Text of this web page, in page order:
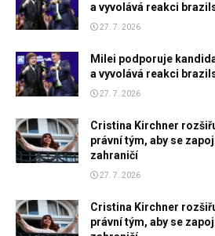
a vyvolává reakci
27. 7. 2026
Milei podporuje
a vyvolává reakci
27. 7. 2026
Cristina Kirchner
právní tým, aby se
zahraničí
27. 7. 2026
Cristina Kirchner
právní tým, aby se